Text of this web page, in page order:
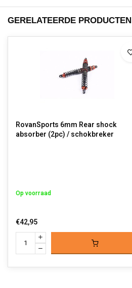
GERELATEERDE PRODUCTEN
RovanSports 6mm Rear shock
absorber (2pc) / schokbreker
Op voorraad
€42,95